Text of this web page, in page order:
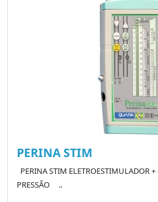
PERINA STIM
PERINA STIM ELETROESTIMULADOR +
PRESSÃO ..